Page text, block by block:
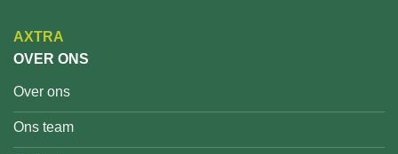
AXTRA
OVER ONS
Over ons
Ons team